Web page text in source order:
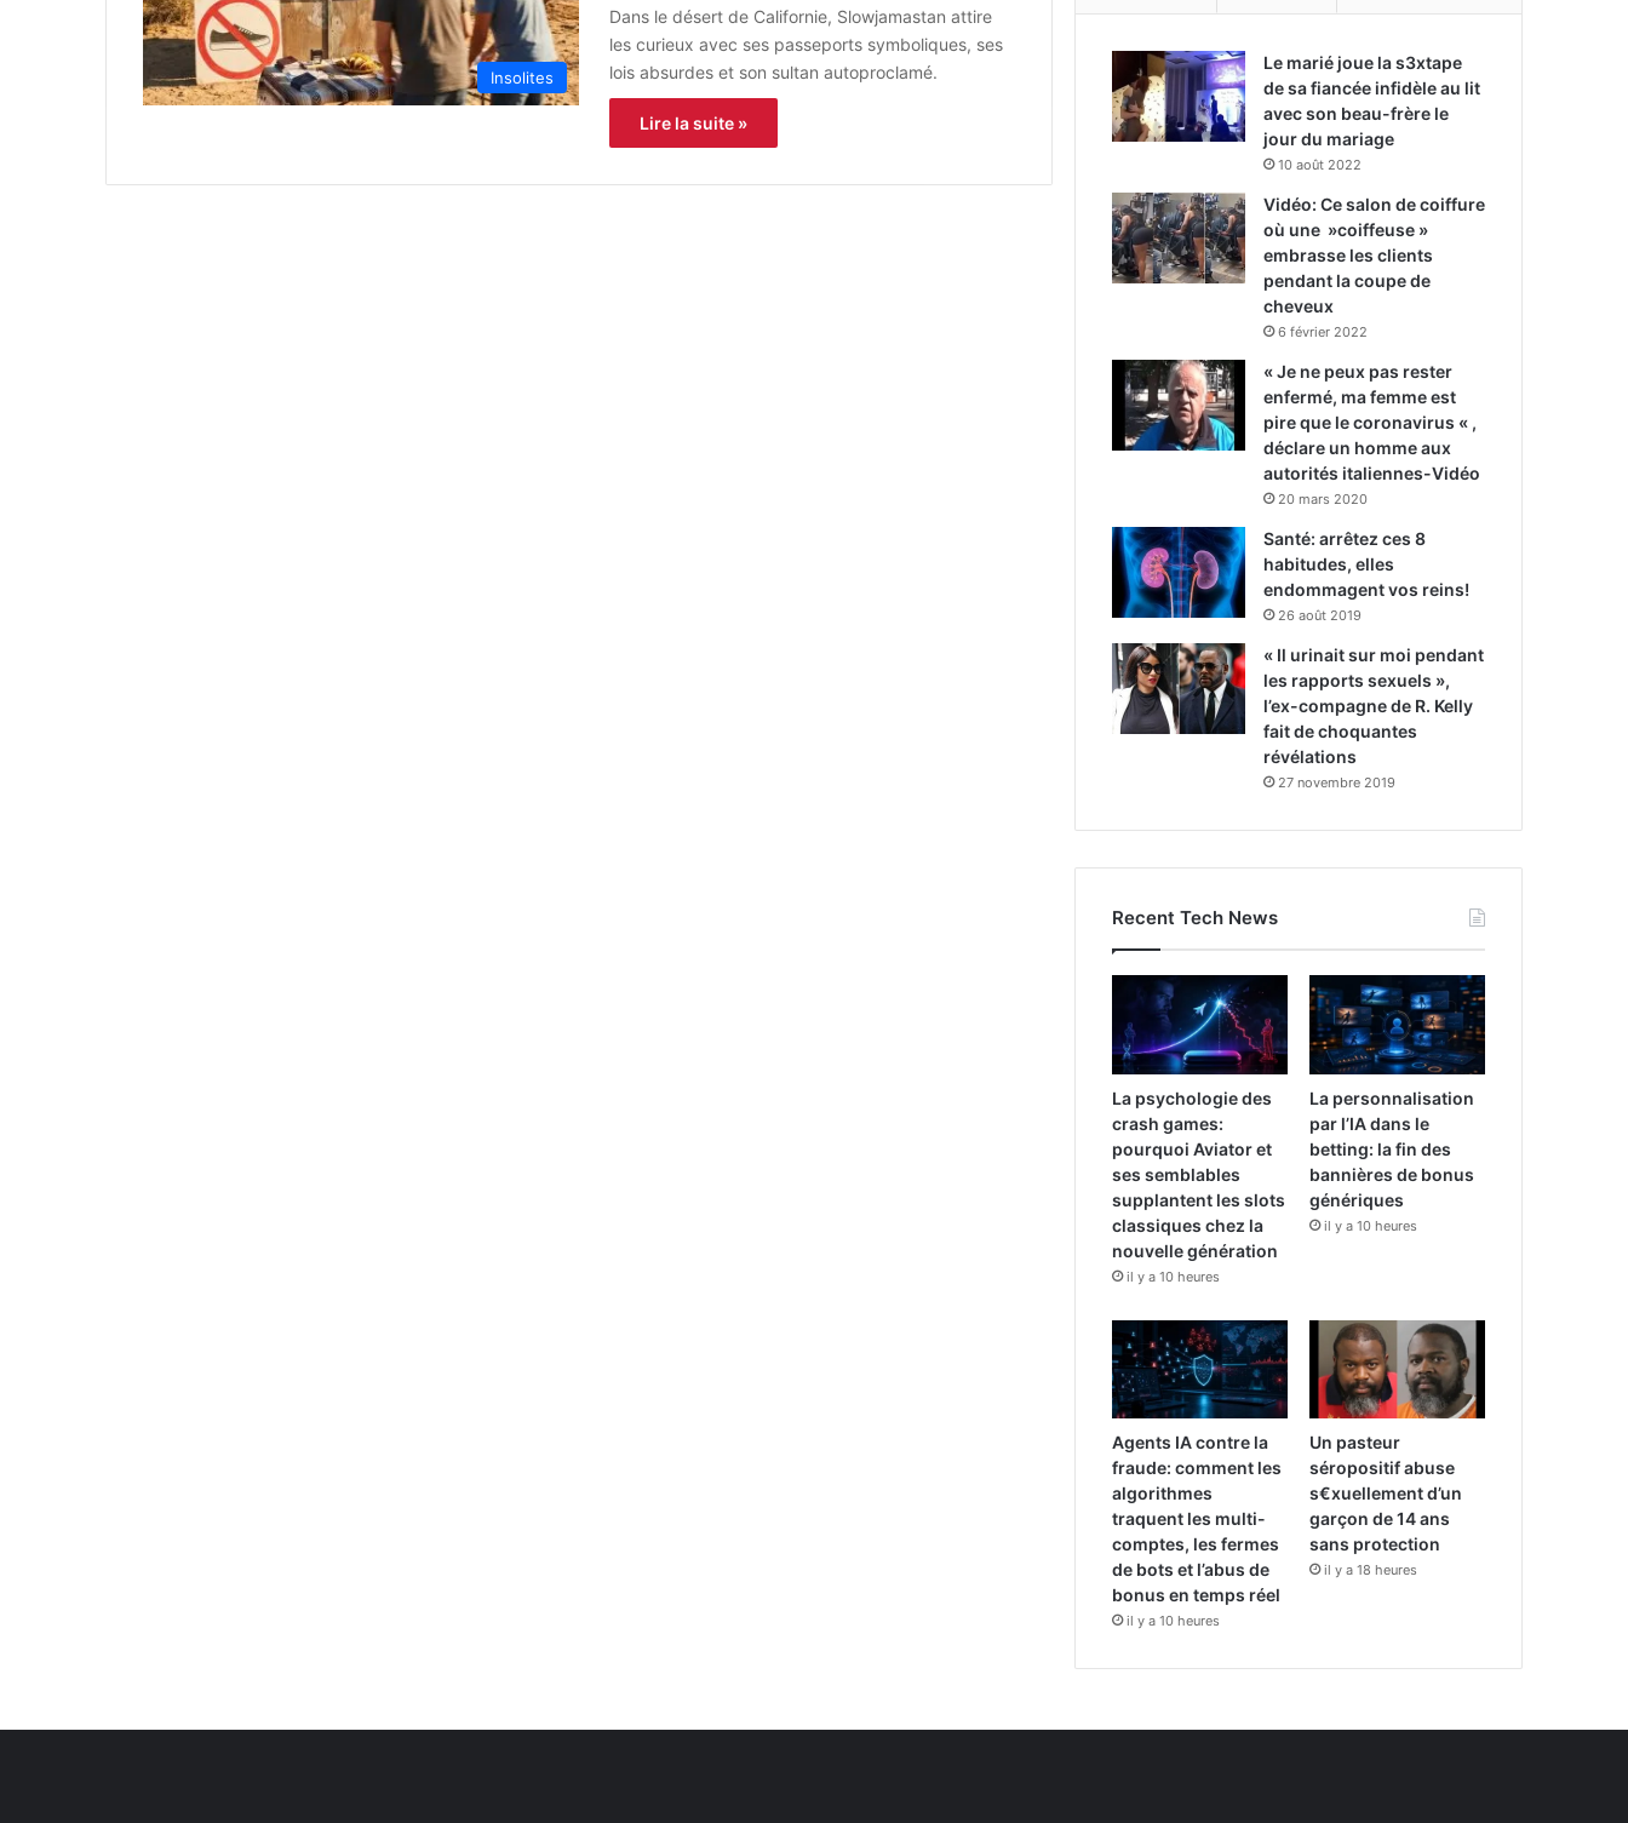
Insolites
Dans le désert de Californie, Slowjamastan attire
les curieux avec ses passeports symboliques, ses
lois absurdes et son sultan autoproclamé.
Lire la suite »
Le marié joue la s3xtape
de sa fiancée infidèle au lit
avec son beau-frère le
jour du mariage
10 août 2022
Vidéo: Ce salon de coiffure
où une »coiffeuse »
embrasse les clients
pendant la coupe de
cheveux
6 février 2022
« Je ne peux pas rester
enfermé, ma femme est
pire que le coronavirus « ,
déclare un homme aux
autorités italiennes-Vidéo
20 mars 2020
Santé: arrêtez ces 8
habitudes, elles
endommagent vos reins!
26 août 2019
« Il urinait sur moi pendant
les rapports sexuels »,
l’ex-compagne de R. Kelly
fait de choquantes
révélations
27 novembre 2019
Recent Tech News
La psychologie des
crash games:
pourquoi Aviator et
ses semblables
supplantent les slots
classiques chez la
nouvelle génération
il y a 10 heures
La personnalisation
par l’IA dans le
betting: la fin des
bannières de bonus
génériques
il y a 10 heures
Agents IA contre la
fraude: comment les
algorithmes
traquent les multi-
comptes, les fermes
de bots et l’abus de
bonus en temps réel
il y a 10 heures
Un pasteur
séropositif abuse
s€xuellement d’un
garçon de 14 ans
sans protection
il y a 18 heures